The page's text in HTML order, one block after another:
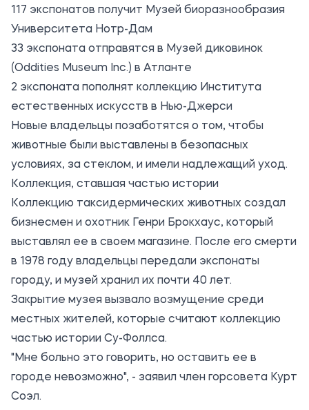
117 экспонатов получит Музей биоразнообразия
Университета Нотр-Дам
33 экспоната отправятся в Музей диковинок
(Oddities Museum Inc.) в Атланте
2 экспоната пополнят коллекцию Института
естественных искусств в Нью-Джерси
Новые владельцы позаботятся о том, чтобы
животные были выставлены в безопасных
условиях, за стеклом, и имели надлежащий уход.
Коллекция, ставшая частью истории
Коллекцию таксидермических животных создал
бизнесмен и охотник Генри Брокхаус, который
выставлял ее в своем магазине. После его смерти
в 1978 году владельцы передали экспонаты
городу, и музей хранил их почти 40 лет.
Закрытие музея вызвало возмущение среди
местных жителей, которые считают коллекцию
частью истории Су-Фоллса.
"Мне больно это говорить, но оставить ее в
городе невозможно", - заявил член горсовета Курт
Соэл.